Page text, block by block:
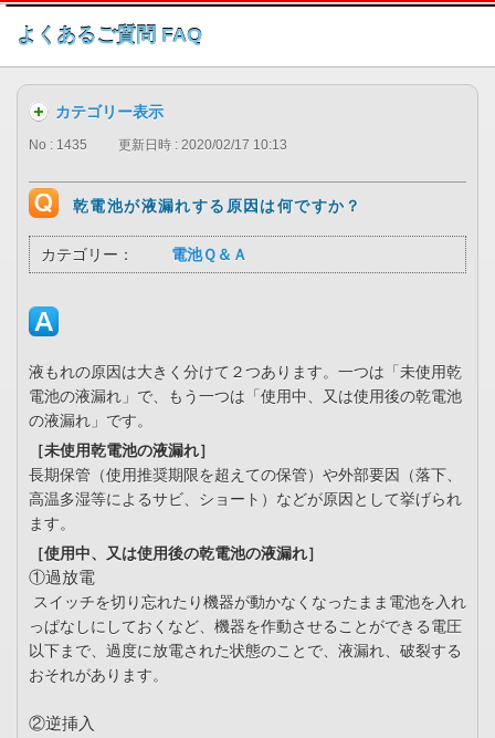
このページの本文へ
よくあるご質問 FAQ
カテゴリー表示
No : 1435 更新日時 : 2020/02/17 10:13
乾電池が液漏れする原因は何ですか？
カテゴリー： 電池Ｑ＆Ａ
液もれの原因は大きく分けて２つあります。一つは「未使用乾
電池の液漏れ」で、もう一つは「使用中、又は使用後の乾電池
の液漏れ」です。
［未使用乾電池の液漏れ］
長期保管（使用推奨期限を超えての保管）や外部要因（落下、
高温多湿等によるサビ、ショート）などが原因として挙げられ
ます。
［使用中、又は使用後の乾電池の液漏れ］
①過放電
スイッチを切り忘れたり機器が動かなくなったまま電池を入れ
っぱなしにしておくなど、機器を作動させることができる電圧
以下まで、過度に放電された状態のことで、液漏れ、破裂する
おそれがあります。
②逆挿入